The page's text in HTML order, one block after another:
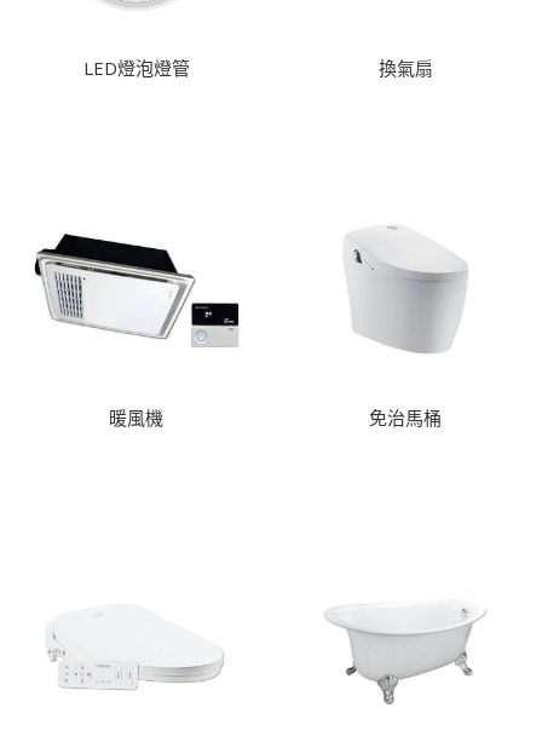
LED燈泡燈管 換氣扇
暖風機 免治馬桶